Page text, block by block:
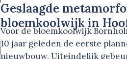
Geslaagde
bloemkoolwijk in
Voor de bloemkoolwijk
10 jaar geleden de eerste
nieuwbouw. Uiteindelijk